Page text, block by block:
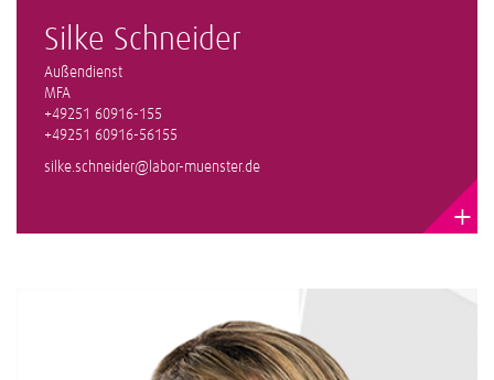
Silke Schneider
Außendienst
MFA
+49251 60916-155
+49251 60916-56155
silke.schneider@labor-muenster.de
+